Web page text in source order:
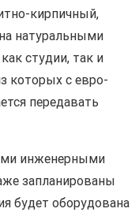
кирпичный,
натуральными
студии, так и
которых с евро-
передавать
инженерными
запланированы
будет оборудована